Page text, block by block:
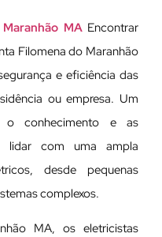
MAEncontrar
Filomena do Maranhão
e eficiência das
ou empresa. Um
o conhecimento e as
lidar com uma ampla
desde pequenas
complexos.
MA, os eletricistas